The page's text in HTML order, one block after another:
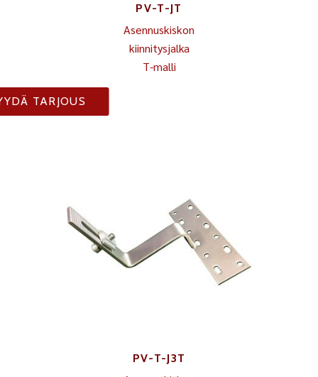
PV-T-JT
Asennuskiskon
kiinnitysjalka
T-malli
TARJOUS
PV-T-J3T